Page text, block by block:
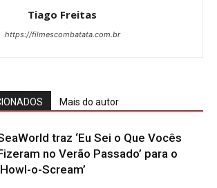
Tiago Freitas
https://filmescombatata.com.br
Mais do autor
traz ‘Eu Sei o Que Vocês
no Verão Passado’ para o
o-Scream’